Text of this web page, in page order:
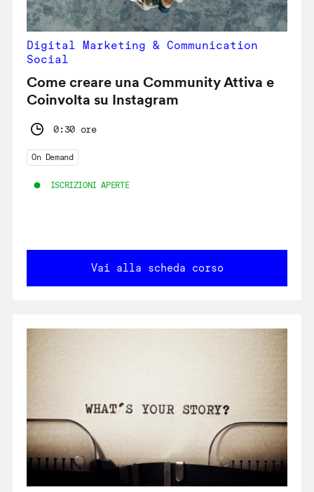
Digital Marketing & Communication
Social
Come creare una Community Attiva e
Coinvolta su Instagram
0:30 ore
On Demand
ISCRIZIONI APERTE
Vai alla scheda corso